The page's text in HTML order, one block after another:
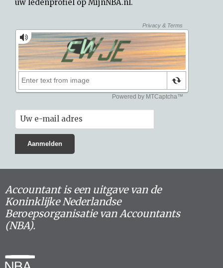
uw ledenprofiel op MijnNBA.nl.
Accountant is een uitgave van de
Koninklijke Nederlandse
Beroepsorganisatie van Accountants
(NBA).